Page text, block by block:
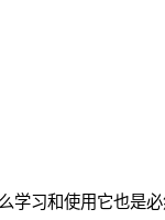
学习和使用它也是